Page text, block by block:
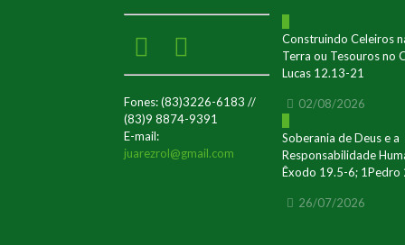
Fones: (83)3226-6183 //
(83)9 8874-9391
E-mail:
juarezrol@gmail.com
Construindo Celeiros
Terra ou Tesouros no
Lucas 12.13-21
02/08/2026
Soberania de Deus e a
Responsabilidade
Êxodo 19.5-6; 1Pedro
26/07/2026